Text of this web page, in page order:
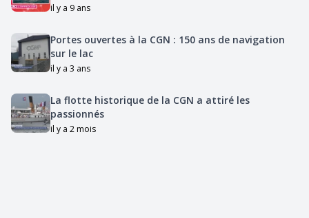
il y a 9 ans
Portes ouvertes à la CGN : 150 ans de navigation
sur le lac
il y a 3 ans
La flotte historique de la CGN a attiré les
passionnés
il y a 2 mois